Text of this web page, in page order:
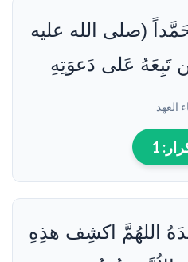
(صلى الله عليه
تَبِعَهُ عَلى دَعوَتِهِ
العهد
1
اللهُمَّ اكشِف هذِهِ